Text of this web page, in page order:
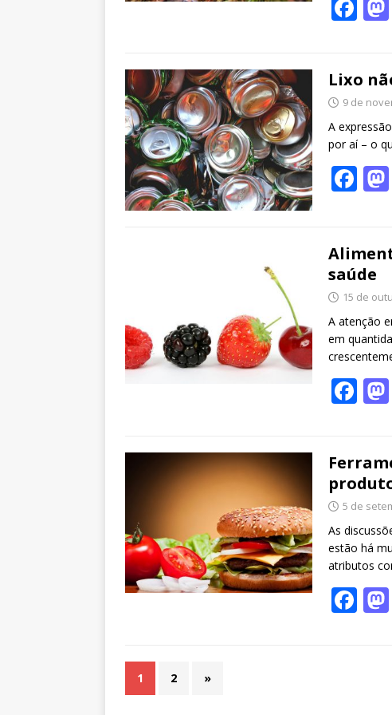
F
b
o
o
k
Lixo
9 de
A
por aí – o
F
b
o
o
k
saúde
15 de
A atenção
em
F
b
o
o
k
5 de
As
estão há
atributos
F
1 2 »